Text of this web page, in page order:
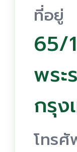
ที่อยู่
65/
พระ
กรุง
โทร